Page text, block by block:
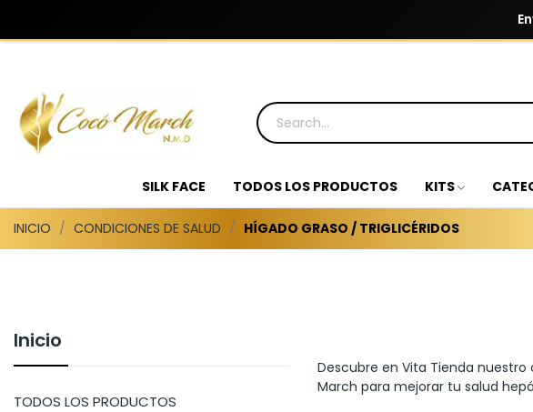
SILK FACE TODOS LOS PRODUCTOS KITS
INICIO CONDICIONES DE SALUD HÍGADO GRASO / TRIGLICÉRIDOS
Inicio
TODOS LOS PRODUCTOS
Descubre en Vita Tienda
March para mejorar tu salud